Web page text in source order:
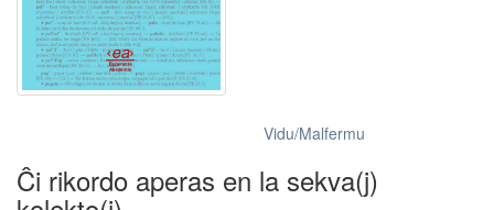
Vidu/Malfermu
Ĉi rikordo aperas en la sekva(j)